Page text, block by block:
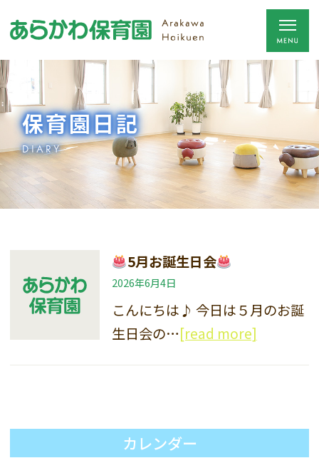
保育園日記
DIARY
5月お誕生日会
2026年6月4日
こんにちは♪ 今日は５月のお誕
生日会の…[read more]
カレンダー